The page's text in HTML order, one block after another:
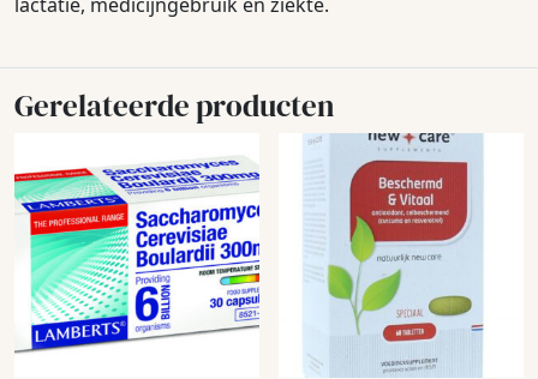
Gerelateerde producten